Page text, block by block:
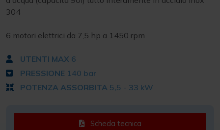
UTENTI MAX
POTENZA ASSORBITA 5,5 - 33 kW
Scheda tecnica
(+39) 035 335481